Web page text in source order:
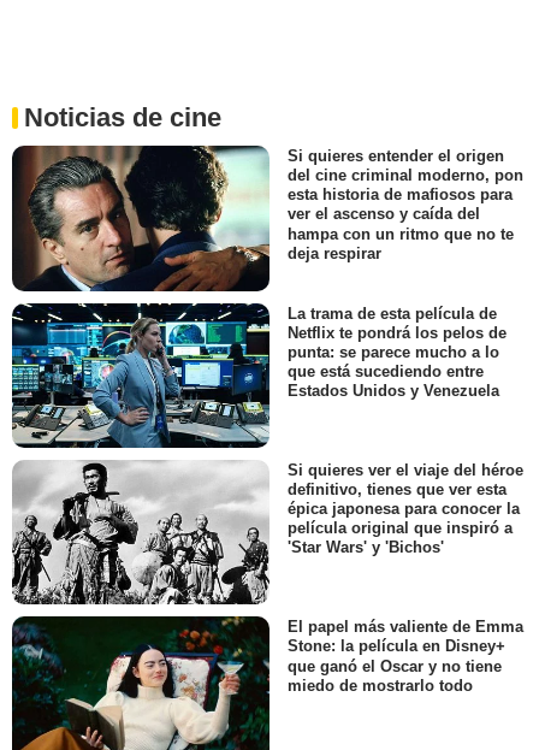
Noticias de cine
Si quieres entender el origen
del cine criminal moderno, pon
esta historia de mafiosos para
ver el ascenso y caída del
hampa con un ritmo que no te
deja respirar
La trama de esta película de
Netflix te pondrá los pelos de
punta: se parece mucho a lo
que está sucediendo entre
Estados Unidos y Venezuela
Si quieres ver el viaje del héroe
definitivo, tienes que ver esta
épica japonesa para conocer la
película original que inspiró a
'Star Wars' y 'Bichos'
El papel más valiente de Emma
Stone: la película en Disney+
que ganó el Oscar y no tiene
miedo de mostrarlo todo